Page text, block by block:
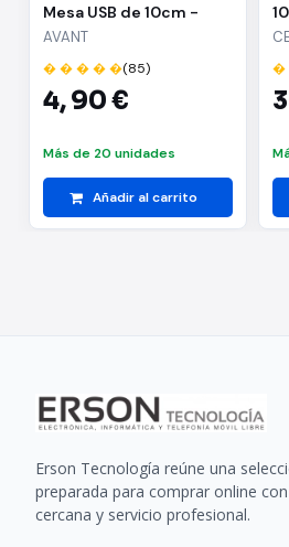
Mesa USB de 10cm -
Cable 1m - Color Negro
AVANT
� � � � �(85)
4,90 €
Más de 20 unidades
Añadir al carrito
-
�
Erson Tecnología reúne una
preparada para comprar online
cercana y servicio profesional.